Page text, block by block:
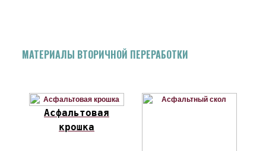
МАТЕРИАЛЫ ВТОРИЧНОЙ ПЕРЕРАБОТКИ
Асфальтовая
крошка